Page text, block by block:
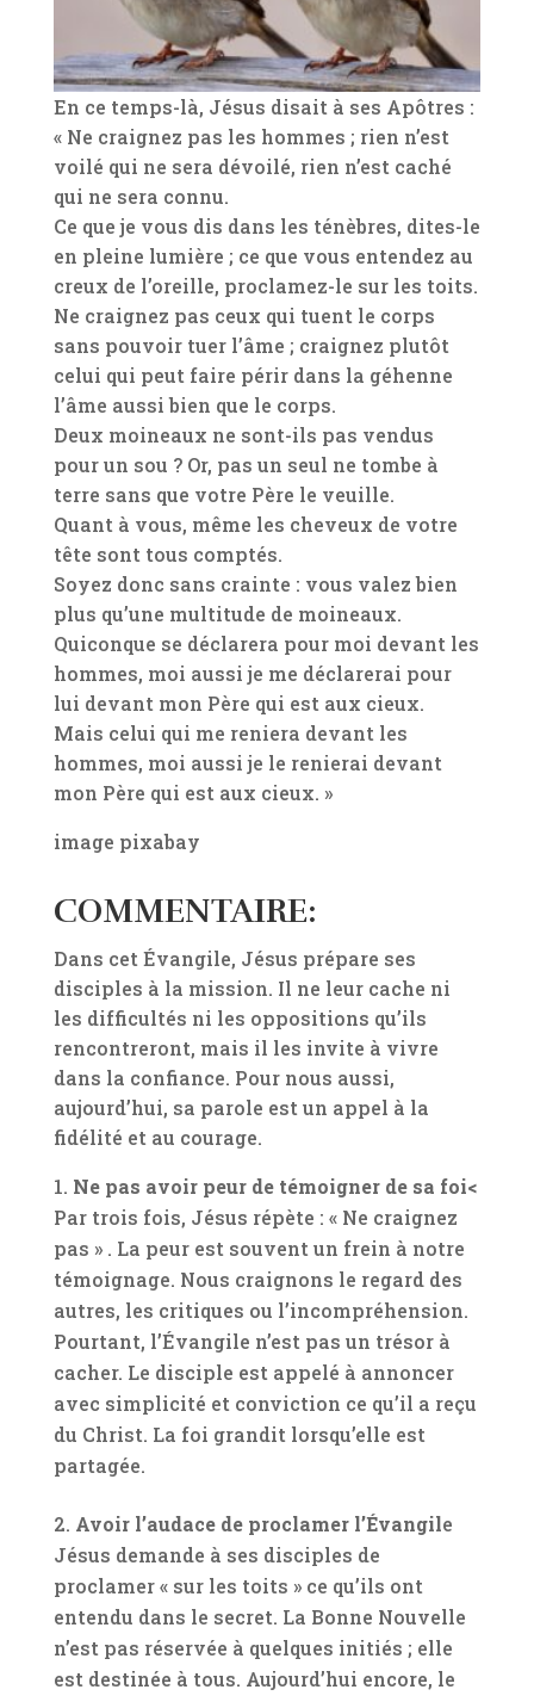
En ce temps-là, Jésus disait à ses Apôtres :
« Ne craignez pas les hommes ; rien n’est
voilé qui ne sera dévoilé, rien n’est caché
qui ne sera connu.
Ce que je vous dis dans les ténèbres, dites-le
en pleine lumière ; ce que vous entendez au
creux de l’oreille, proclamez-le sur les toits.
Ne craignez pas ceux qui tuent le corps
sans pouvoir tuer l’âme ; craignez plutôt
celui qui peut faire périr dans la géhenne
l’âme aussi bien que le corps.
Deux moineaux ne sont-ils pas vendus
pour un sou ? Or, pas un seul ne tombe à
terre sans que votre Père le veuille.
Quant à vous, même les cheveux de votre
tête sont tous comptés.
Soyez donc sans crainte : vous valez bien
plus qu’une multitude de moineaux.
Quiconque se déclarera pour moi devant les
hommes, moi aussi je me déclarerai pour
lui devant mon Père qui est aux cieux.
Mais celui qui me reniera devant les
hommes, moi aussi je le renierai devant
mon Père qui est aux cieux. »
image pixabay
COMMENTAIRE:
Dans cet Évangile, Jésus prépare ses
disciples à la mission. Il ne leur cache ni
les difficultés ni les oppositions qu’ils
rencontreront, mais il les invite à vivre
dans la confiance. Pour nous aussi,
aujourd’hui, sa parole est un appel à la
fidélité et au courage.
Ne pas avoir peur de témoigner de sa foi<
Par trois fois, Jésus répète : « Ne craignez
pas » . La peur est souvent un frein à notre
témoignage. Nous craignons le regard des
autres, les critiques ou l’incompréhension.
Pourtant, l’Évangile n’est pas un trésor à
cacher. Le disciple est appelé à annoncer
avec simplicité et conviction ce qu’il a reçu
du Christ. La foi grandit lorsqu’elle est
partagée.
Avoir l’audace de proclamer l’Évangile
Jésus demande à ses disciples de
proclamer « sur les toits » ce qu’ils ont
entendu dans le secret. La Bonne Nouvelle
n’est pas réservée à quelques initiés ; elle
est destinée à tous. Aujourd’hui encore, le